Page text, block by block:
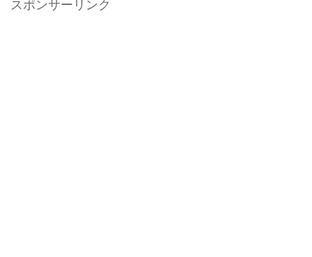
スポンサーリンク